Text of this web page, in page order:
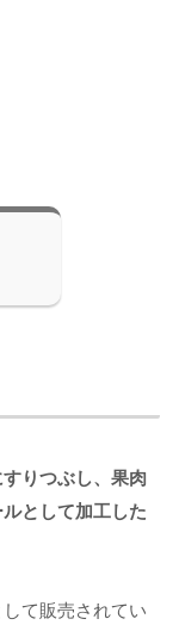
りつぶし、果肉
として加工した
て販売されてい